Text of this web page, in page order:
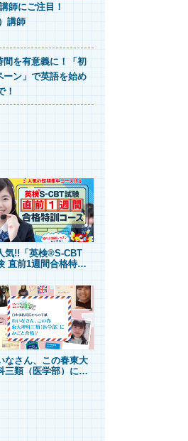
師にご注目！
講師
間を有意義に！「初
ーン」で英語を始め
！
気!!「英検®S-CBT
直前1週間合格特訓
して、合格の扉を開
なさん、この春東大
三類（医学部）に合